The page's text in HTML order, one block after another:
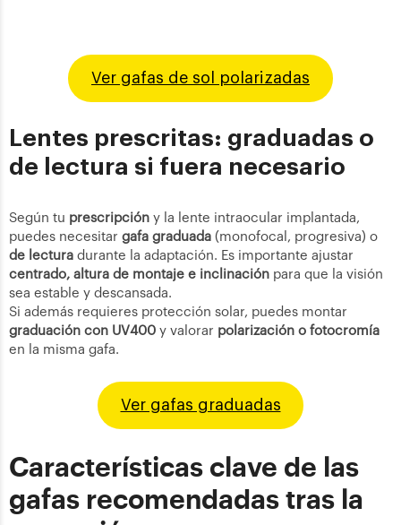
Ver gafas de sol polarizadas
Lentes prescritas: graduadas o
de lectura si fuera necesario
Según tu prescripción y la lente intraocular implantada,
puedes necesitar gafa graduada (monofocal, progresiva) o
de lectura durante la adaptación. Es importante ajustar
centrado, altura de montaje e inclinación para que la visión
sea estable y descansada.
Si además requieres protección solar, puedes montar
graduación con UV400 y valorar polarización o fotocromía
en la misma gafa.
Ver gafas graduadas
Características clave de las
gafas recomendadas tras la